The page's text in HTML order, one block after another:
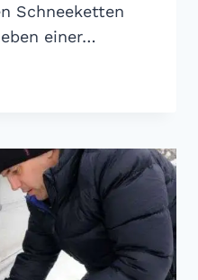
Schneeketten
einer…